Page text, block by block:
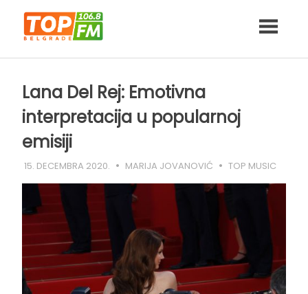
content
Lana Del Rej: Emotivna
interpretacija u popularnoj
emisiji
15. DECEMBRA 2020. MARIJA JOVANOVIĆ TOP MUSIC